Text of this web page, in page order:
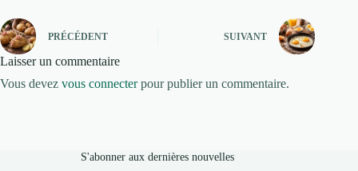
PRÉCÉDENT SUIVANT
Laisser un commentaire
Vous devez vous connecterpour publier un commentaire.
S'abonner aux dernières nouvelles